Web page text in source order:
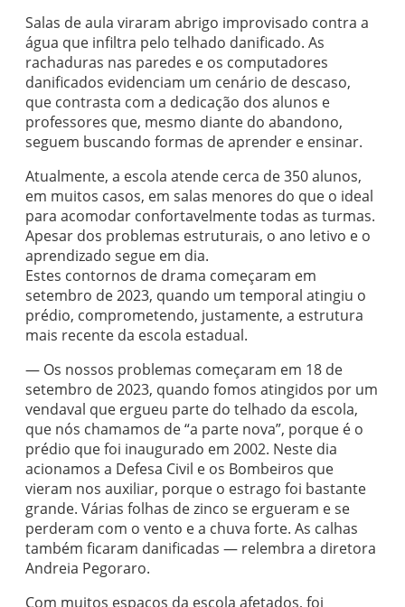
Salas de aula viraram abrigo improvisado contra a
água que infiltra pelo telhado danificado. As
rachaduras nas paredes e os computadores
danificados evidenciam um cenário de descaso,
que contrasta com a dedicação dos alunos e
professores que, mesmo diante do abandono,
seguem buscando formas de aprender e ensinar.
Atualmente, a escola atende cerca de 350 alunos,
em muitos casos, em salas menores do que o ideal
para acomodar confortavelmente todas as turmas.
Apesar dos problemas estruturais, o ano letivo e o
aprendizado segue em dia.
Estes contornos de drama começaram em
setembro de 2023, quando um temporal atingiu o
prédio, comprometendo, justamente, a estrutura
mais recente da escola estadual.
— Os nossos problemas começaram em 18 de
setembro de 2023, quando fomos atingidos por um
vendaval que ergueu parte do telhado da escola,
que nós chamamos de “a parte nova”, porque é o
prédio que foi inaugurado em 2002. Neste dia
acionamos a Defesa Civil e os Bombeiros que
vieram nos auxiliar, porque o estrago foi bastante
grande. Várias folhas de zinco se ergueram e se
perderam com o vento e a chuva forte. As calhas
também ficaram danificadas — relembra a diretora
Andreia Pegoraro.
Com muitos espaços da escola afetados, foi